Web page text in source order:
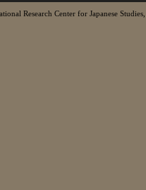
Research Center for Japanese